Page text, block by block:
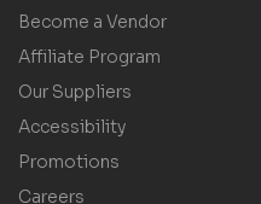
Become a Vendor
Affiliate Program
Our Suppliers
Accessibility
Promotions
Careers